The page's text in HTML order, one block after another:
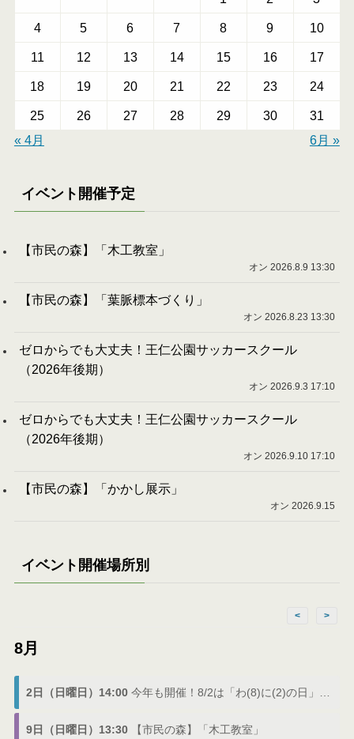
4 5 6 7 8 9 10
11 12 13 14 15 16 17
18 19 20 21 22 23 24
25 26 27 28 29 30
31
« 4月
6月 »
イベント開催予定
【市民の森】「木工教室」
オン 2026.8.9 13:30
【市民の森】「葉脈標本づくり」
オン 2026.8.23 13:30
ゼロからでも大丈夫！王仁公園サッカースクール
（2026年後期）
オン 2026.9.3 17:10
ゼロからでも大丈夫！王仁公園サッカースクール
（2026年後期）
オン 2026.9.10 17:10
【市民の森】「かかし展示」
オン 2026.9.15
イベント開催場所別
< >
8月
2日（日曜日）14:00 今年も開催！8/2は「わ(8)に(2)の日」でわにフェス
9日（日曜日）13:30 【市民の森】「木工教室」